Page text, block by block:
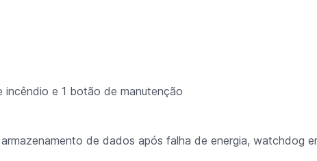
e 1 botão de manutenção
de dados após falha de energia, watchdog